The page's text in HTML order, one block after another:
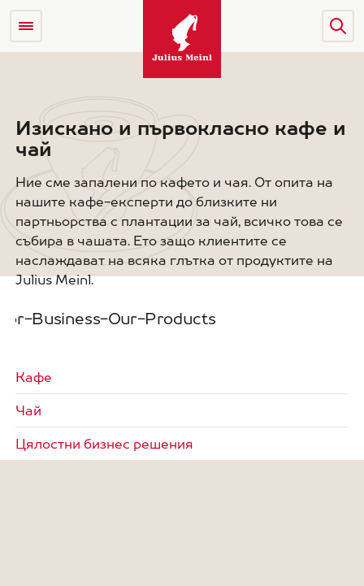
Изискано и първокласно кафе и
чай
Ние сме запалени по кафето и чая. От опита на
нашите кафе-експерти до близките ни
партньорства с плантации за чай, всичко това се
събира в чашата. Ето защо клиентите се
наслаждават на всяка глътка от продуктите на
Julius Meinl.
Кафе
Чай
Цялостни бизнес решения